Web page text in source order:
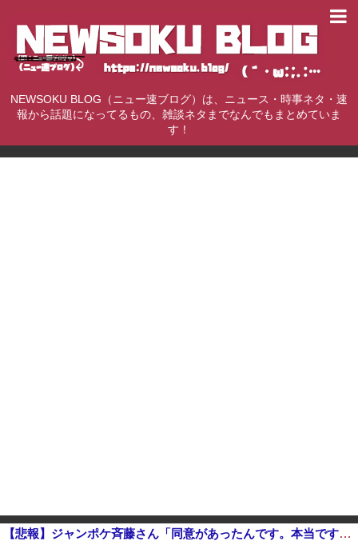
NEWSOKU BLOG（ニュー速ブログ）は、ニュース・時事ネタ・速
報から話題になってるもの、雑談ネタまでなんでもまとめていま
す！
【悲報】ジャンポケ斉藤さん「同意があったんです。本当です。信じて下さい」←何でこの主張が通らないの？・・・・・・・・・他